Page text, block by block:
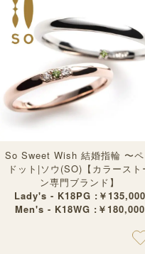
So Sweet Wish 結婚指輪 〜ペ
ドット|ソウ(SO)【カラースト
ン専門ブランド】
Lady's - K18PG :￥135,000
Men's - K18WG :￥180,000